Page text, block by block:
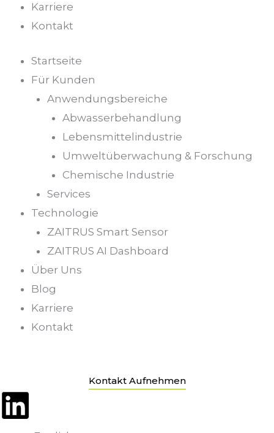
Karriere
Kontakt
Startseite
Für Kunden
Anwendungsbereiche
Abwasserbehandlung
Lebensmittelindustrie
Umweltüberwachung & Forschung
Chemische Industrie
Services
Technologie
ZAITRUS Smart Sensor
ZAITRUS AI Dashboard
Über Uns
Blog
Karriere
Kontakt
Kontakt Aufnehmen
L